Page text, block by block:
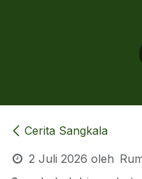
Cerita Sangkala
2 Juli 2026 oleh